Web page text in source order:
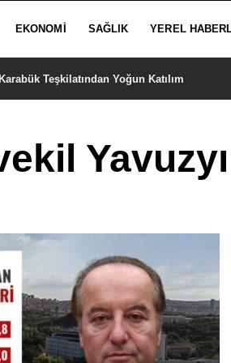
EKONOMI SAĞLIK YEREL
Teşkilatından Yoğun Katılım